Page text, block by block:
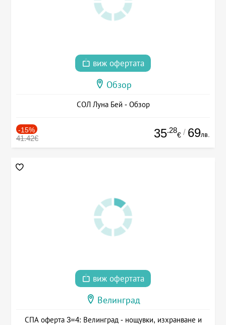
виж офертата
Обзор
СОЛ Луна Бей - Обзор
-15%
41.42€ 35.28
€ / 69лв.
виж офертата
Велинград
СПА оферта 3=4: Велинград - нощувки, изхранване и